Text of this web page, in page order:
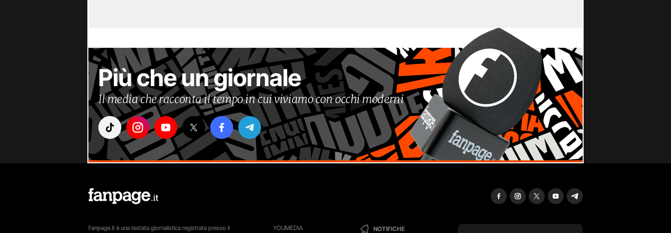
Più che un giornale
Il media che racconta il tempo in cui viviamo con occhi moderni
YOUMEDIA NOTIFICHE
Fanpage.it è una testata giornalistica registrata presso il